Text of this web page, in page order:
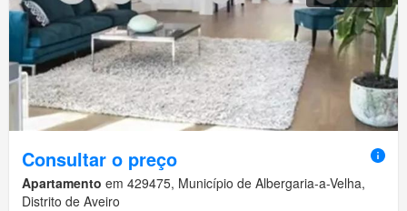
Consultar o preço
Apartamento em 429475, Município de Albergaria-a-Velha,
Distrito de Aveiro